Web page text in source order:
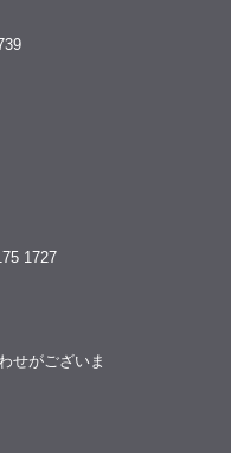
1727
せがございま